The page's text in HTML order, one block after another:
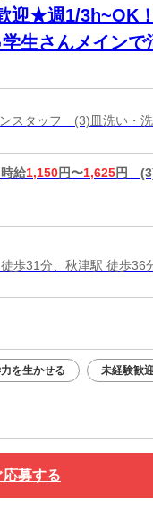
迎★週1/3h~OK
生さんメインで
スタッフ (3)皿洗い・
給1,150円〜1,625円
歩31分、秋津駅 徒歩36
を生かせる 未経験歓
応募する